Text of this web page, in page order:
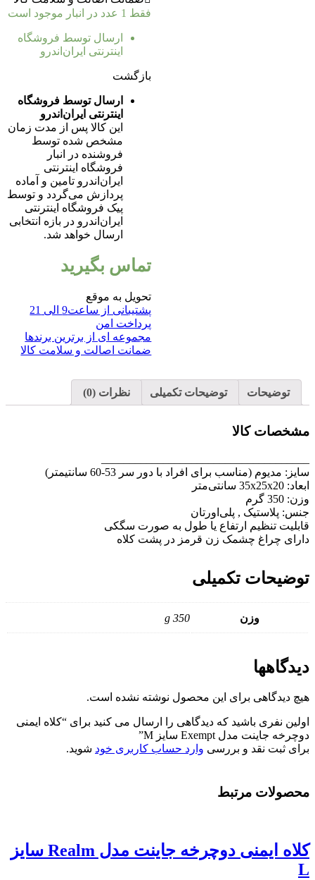
فقط 1 عدد در انبار موجود است
ارسال توسط فروشگاه
اینترنتی ایران‌اندرو
بازگشت
ارسال توسط فروشگاه
اینترنتی ایران‌اندرو
این کالا پس از مدت زمان
مشخص شده توسط
فروشنده در انبار
فروشگاه اینترنتی
ایران‌اندرو تامین و آماده
پردازش می‌گردد و توسط
پیک فروشگاه اینترنتی
ایران‌اندرو در بازه انتخابی
ارسال خواهد شد.
تماس بگیرید
تحویل به موقع
پشتیبانی از ساعت9 الی 21
پرداخت امن
مجموعه ای از برترین برندها
ضمانت اصالت و سلامت کالا
توضیحات توضیحات تکمیلی نظرات (0)
مشخصات کالا
سایز: مدیوم (مناسب برای افراد با دور سر 53-60 سانتیمتر)
ابعاد: 35x25x20 سانتی‌متر
وزن: 350 گرم
جنس: پلاستیک , پلی‌اورتان
قابلیت تنظیم ارتفاع یا طول به صورت سگکی
دارای چراغ چشمک زن قرمز در پشت کلاه
توضیحات تکمیلی
وزن 350 g
دیدگاهها
هیچ دیدگاهی برای این محصول نوشته نشده است.
اولین نفری باشید که دیدگاهی را ارسال می کنید برای “کلاه ایمنی
دوچرخه جاینت مدل Exempt سایز M”
برای ثبت نقد و بررسی وارد حساب کاربری خود شوید.
محصولات مرتبط
کلاه ایمنی دوچرخه جاینت مدل Realm سایز
L